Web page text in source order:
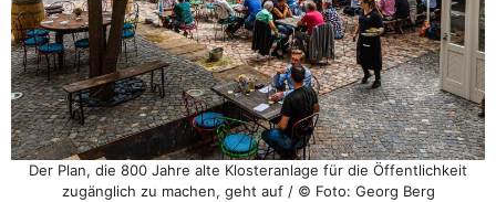
Der Plan, die 800 Jahre alte Klosteranlage für die Öffentlichkeit
zugänglich zu machen, geht auf / © Foto: Georg Berg